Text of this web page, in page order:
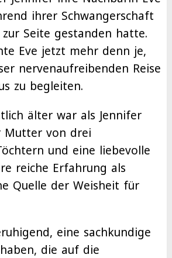
ihrer Schwangerschaft
Seite gestanden hatte.
Eve jetzt mehr denn je,
nervenaufreibenden Reise
zu begleiten.
älter war als Jennifer
Mutter von drei
und eine liebevolle
reiche Erfahrung als
Quelle der Weisheit für
eine sachkundige
die auf die